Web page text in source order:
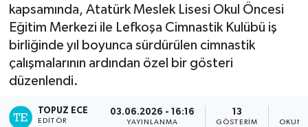
kapsamında, Atatürk Meslek Lisesi Okul Öncesi
Eğitim Merkezi ile Lefkoşa Cimnastik Kulübü iş
birliğinde yıl boyunca sürdürülen cimnastik
çalışmalarının ardından özel bir gösteri
düzenlendi.
TOPUZ ECE
EDITÖR
03.06.2026 - 16:16
YAYINLANMA
13
GÖSTERIM
TEKNOLOJİ
TÜRKİYE
Haber Arşivi